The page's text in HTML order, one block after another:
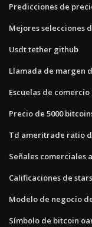
Predicciones de
Mejores selecciones
Usdt tether github
Llamada de margen
Escuelas de
Precio de 5000
Td ameritrade ratio
Señales comerciales
Calificaciones de
Modelo de negocio
Símbolo de bitcoin